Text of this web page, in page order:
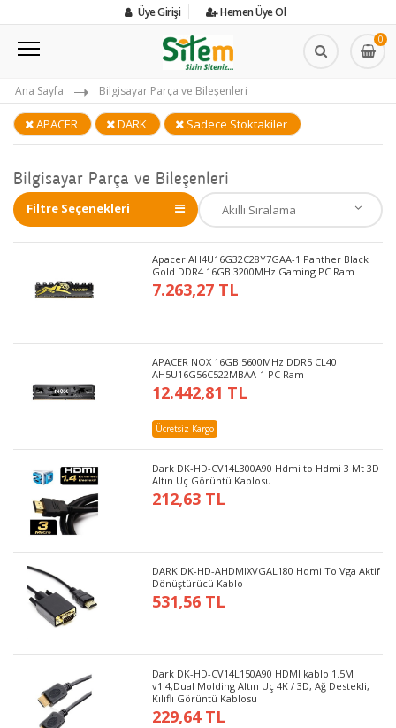
Üye Girişi Hemen Üye Ol
0
Ana Sayfa Bilgisayar Parça ve Bileşenleri
APACER DARK Sadece Stoktakiler
Bilgisayar Parça ve Bileşenleri
Filtre Seçenekleri
Apacer AH4U16G32C28Y7GAA-1 Panther Black
Gold DDR4 16GB 3200MHz Gaming PC Ram
7.263,27 TL
APACER NOX 16GB 5600MHz DDR5 CL40
AH5U16G56C522MBAA-1 PC Ram
12.442,81 TL
Ücretsiz Kargo
Dark DK-HD-CV14L300A90 Hdmi to Hdmi 3 Mt 3D
Altın Uç Görüntü Kablosu
212,63 TL
DARK DK-HD-AHDMIXVGAL180 Hdmi To Vga Aktif
Dönüştürücü Kablo
531,56 TL
Dark DK-HD-CV14L150A90 HDMI kablo 1.5M
v1.4,Dual Molding Altın Uç 4K / 3D, Ağ Destekli,
Kılıflı Görüntü Kablosu
229,64 TL